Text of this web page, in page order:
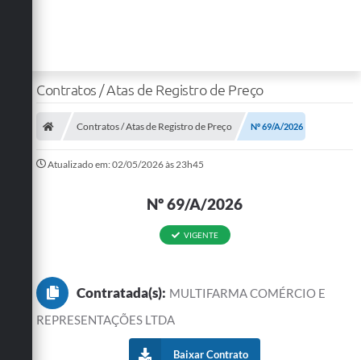
Contratos / Atas de Registro de Preço
Contratos / Atas de Registro de Preço Nº 69/A/2026
Atualizado em: 02/05/2026 às 23h45
Nº 69/A/2026
VIGENTE
Contratada(s): MULTIFARMA COMÉRCIO E
REPRESENTAÇÕES LTDA
Baixar Contrato